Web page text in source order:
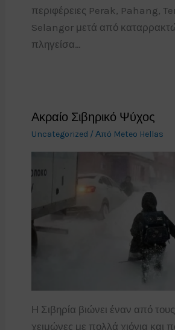
περιφέρειες Perak, Pahang,
Selangor μετά από
πληγείσα…
Ακραίο Σιβηρικό Ψύχος
Uncategorized / Από Meteo Hellas
Η Σιβηρία βιώνει έναν από
χειμώνες με πολλά χιόνια και